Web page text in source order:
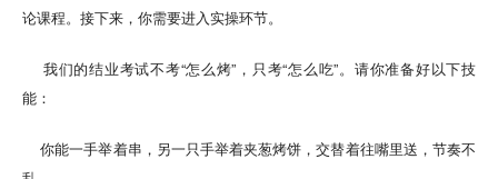
论课程。接下来，你需要进入实操环节。
我们的结业考试不考“怎么烤”，只考“怎么吃”。请你准备好以下技
能：
你能一手举着串，另一只手举着夹葱烤饼，交替着往嘴里送，节奏不